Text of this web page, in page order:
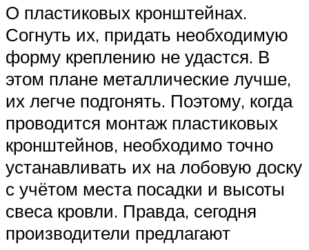
О пластиковых кронштейнах.
Согнуть их, придать необходимую
форму креплению не удастся. В
этом плане металлические лучше,
их легче подгонять. Поэтому, когда
проводится монтаж пластиковых
кронштейнов, необходимо точно
устанавливать их на лобовую доску
с учётом места посадки и высоты
свеса кровли. Правда, сегодня
производители предлагают